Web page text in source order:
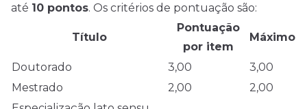
até 10 pontos. Os critérios de pontuação são:
Título
Pontuação
por item
Máximo
Doutorado 3,00
3,00
Mestrado
2,00
2,00